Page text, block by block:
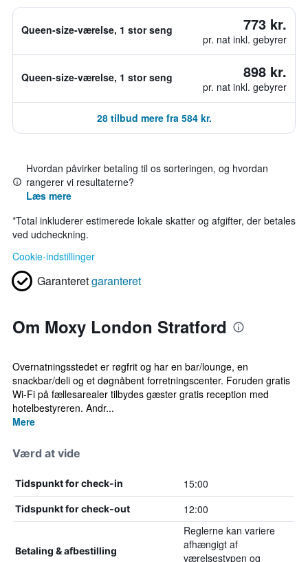
Queen-size-værelse, 1 stor seng 773 kr.
pr. nat inkl. gebyrer
Queen-size-værelse, 1 stor seng 898 kr.
pr. nat inkl. gebyrer
28 tilbud mere fra 584 kr.
Hvordan påvirker betaling til os sorteringen, og hvordan
rangerer vi resultaterne?
Læs mere
*Total inkluderer estimerede lokale skatter og afgifter, der betales
ved udcheckning.
Cookie-indstillinger
Garanteretgaranteret
Om Moxy London Stratford
Overnatningsstedet er røgfrit og har en bar/lounge, en
snackbar/deli og et døgnåbent forretningscenter. Foruden gratis
Wi-Fi på fællesarealer tilbydes gæster gratis reception med
hotelbestyreren. Andr...
Mere
Værd at vide
Tidspunkt for check-in 15:00
Tidspunkt for check-out 12:00
Betaling & afbestilling
Reglerne kan variere
afhængigt af
værelsestypen og